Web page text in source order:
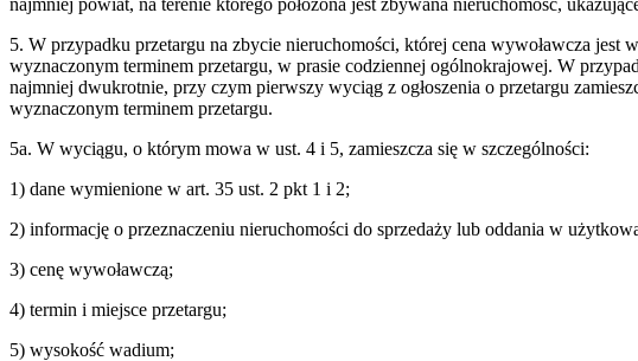
najmniej powiat, na terenie którego położona jest zbywana nieruchomość,
5. W przypadku przetargu na zbycie nieruchomości, której cena wywoławcza jest
wyznaczonym terminem przetargu, w prasie codziennej ogólnokrajowej. W
najmniej dwukrotnie, przy czym pierwszy wyciąg z ogłoszenia o przetargu
wyznaczonym terminem przetargu.
5a. W wyciągu, o którym mowa w ust. 4 i 5, zamieszcza się w szczególności:
1) dane wymienione w art. 35 ust. 2 pkt 1 i 2;
2) informację o przeznaczeniu nieruchomości do sprzedaży lub oddania w
3) cenę wywoławczą;
4) termin i miejsce przetargu;
5) wysokość wadium;